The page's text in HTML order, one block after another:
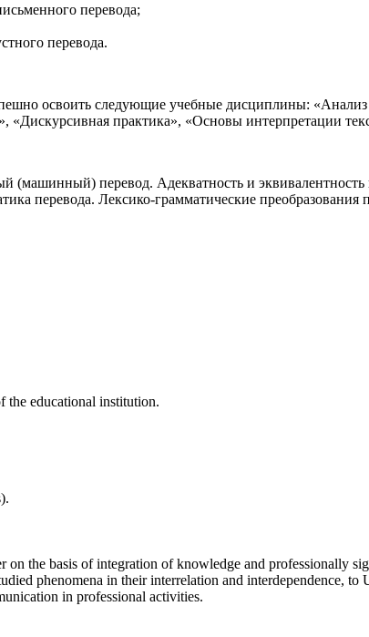
перевода;
перевода.
освоить следующие учебные дисциплины: «Анализ
«Дискурсивная практика», «Основы интерпретации
перевод. Адекватность и
перевода. Лексико-грамматические преобразования
the educational institution.
the basis of integration of knowledge and professionally
phenomena in their interrelation and interdependence,
in professional activities.